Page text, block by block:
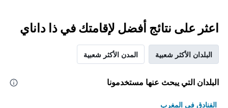
اعثر على نتائج أفضل لإقامتك في ذا داناي
البلدان الأكثر شعبية المدن الأكثر شعبية
البلدان التي يبحث عنها مستخدمونا
الفنادق في المغرب